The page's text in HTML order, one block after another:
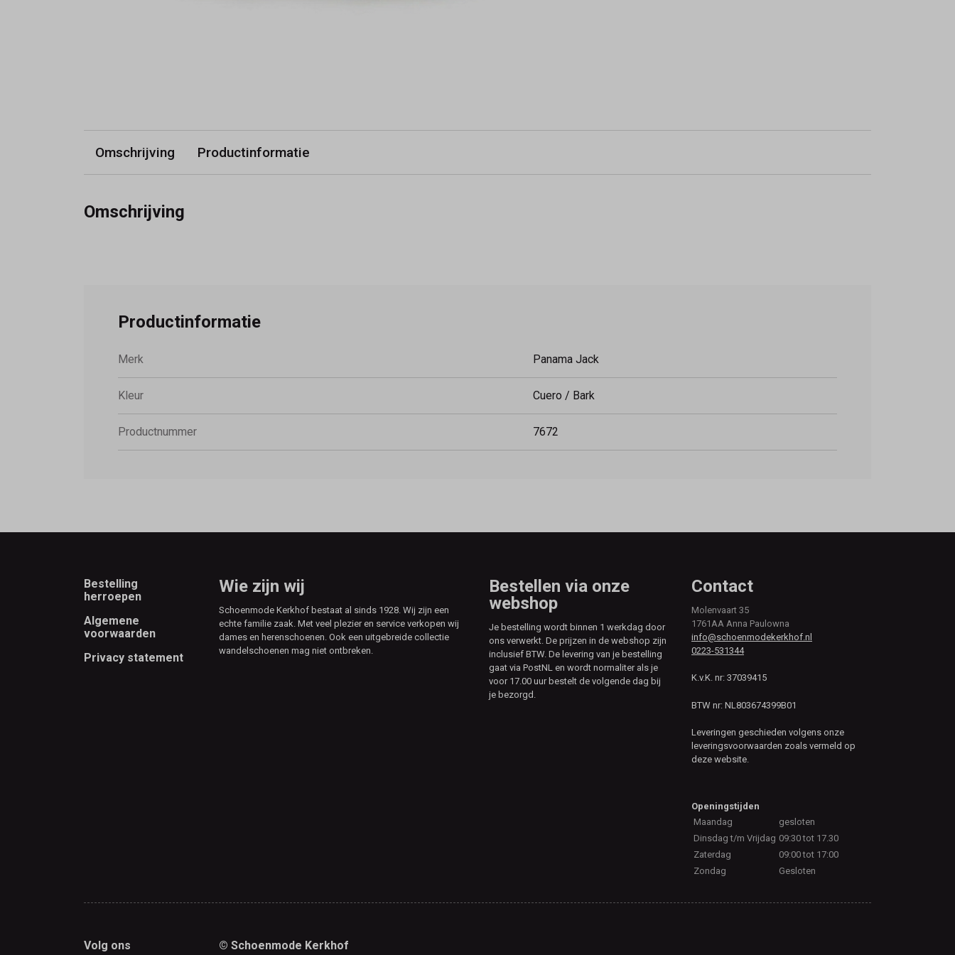
Omschrijving Productinformatie
Omschrijving
Productinformatie
Merk Panama Jack
Kleur Cuero / Bark
Productnummer 7672
Footer
Bestelling
herroepen
Algemene
voorwaarden
Privacy statement
Wie zijn wij
Schoenmode Kerkhof bestaat al sinds 1928. Wij zijn een
echte familie zaak. Met veel plezier en service verkopen wij
dames en herenschoenen. Ook een uitgebreide collectie
wandelschoenen mag niet ontbreken.
Bestellen via onze
webshop
Je bestelling wordt binnen 1 werkdag door
ons verwerkt. De prijzen in de webshop zijn
inclusief BTW. De levering van je bestelling
gaat via PostNL en wordt normaliter als je
voor 17.00 uur bestelt de volgende dag bij
je bezorgd.
Contact
Molenvaart 35
1761AA Anna Paulowna
info@schoenmodekerkhof.nl
0223-531344
K.v.K. nr: 37039415
BTW nr: NL803674399B01
Leveringen geschieden volgens onze
leveringsvoorwaarden zoals vermeld op
deze website.
Openingstijden
Maandag
gesloten
Dinsdag t/m Vrijdag 09:30 tot 17.30
Zaterdag
09:00 tot 17:00
Zondag
Gesloten
Volg ons © Schoenmode Kerkhof